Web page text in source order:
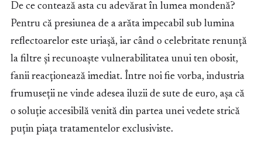
De ce contează asta cu adevărat în lumea mondenă?
Pentru că presiunea de a arăta impecabil sub lumina
reflectoarelor este uriașă, iar când o celebritate renunță
la filtre și recunoaște vulnerabilitatea unui ten obosit,
fanii reacționează imediat. Între noi fie vorba, industria
frumuseții ne vinde adesea iluzii de sute de euro, așa că
o soluție accesibilă venită din partea unei vedete strică
puțin piața tratamentelor exclusiviste.